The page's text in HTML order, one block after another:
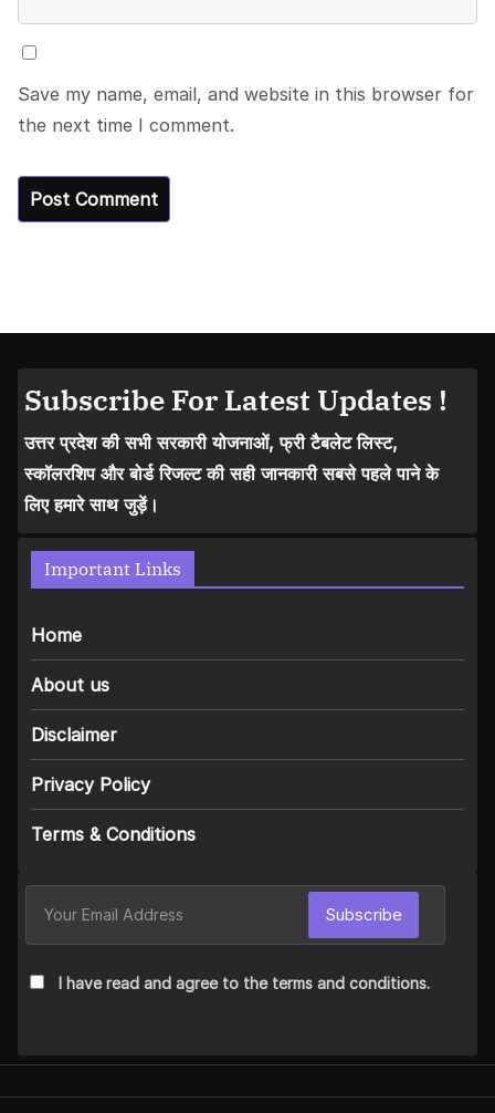
Save my name, email, and website in this browser for
the next time I comment.
Subscribe For Latest Updates !
उत्तर प्रदेश की सभी सरकारी योजनाओं, फ्री टैबलेट लिस्ट,
स्कॉलरशिप और बोर्ड रिजल्ट की सही जानकारी सबसे पहले पाने के
लिए हमारे साथ जुड़ें।
Important Links
Home
About us
Disclaimer
Privacy Policy
Terms & Conditions
I have read and agree to the terms and conditions.
Subscribe